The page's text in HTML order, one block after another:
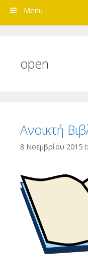
Menu
open
Ανοικτή
8 Νοεμβρίου 2015